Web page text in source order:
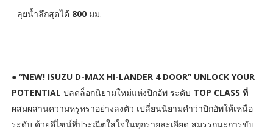
- ลุยน้ำลึกสุดได้ 800มม.
●“NEW! ISUZU D-MAX HI-LANDER 4 DOOR” UNLOCK YOUR
POTENTIAL ปลดล็อกนิยามใหม่แห่งปิกอัพ ระดับ TOP CLASS ที่
ผสมผสานความหรูหราอย่างลงตัว เปลี่ยนนิยามคำว่าปิกอัพให้เหนือ
ระดับ ด้วยดีไซน์ที่ประณีตใส่ใจในทุกรายละเอียด สมรรถนะการขับ